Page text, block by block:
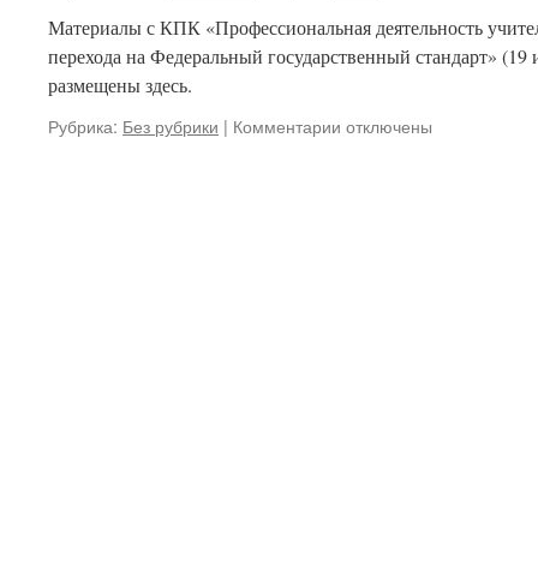
Материалы с КПК «Профессиональная деятельность
перехода на Федеральный государственный стандарт»
размещены здесь.
Рубрика: Без рубрики | Комментарии котключены